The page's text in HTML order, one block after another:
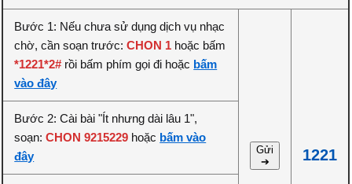
Bước 1: Nếu chưa sử dụng dịch vụ nhạc
chờ, cần soạn trước:CHON 1 hoặc bấm
*1221*2# rồi bấm phím gọi đi hoặc bấm
vào đây
Gửi
➔
1221
Bước 2: Cài bài "Ít nhưng dài lâu 1",
soạn:CHON 9215229 hoặc bấm vào
đây